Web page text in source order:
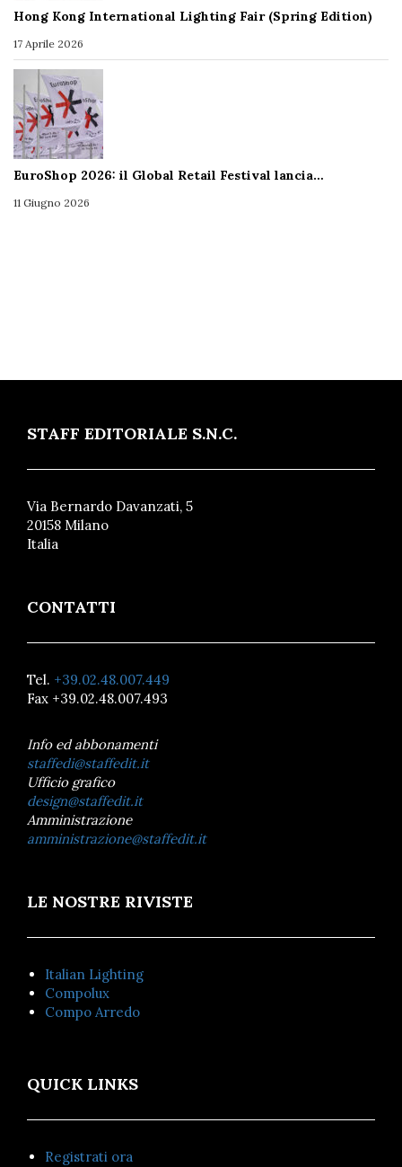
Hong Kong International Lighting Fair (Spring Edition)
17 Aprile 2026
EuroShop 2026: il Global Retail Festival lancia…
11 Giugno 2026
STAFF EDITORIALE S.N.C.
Via Bernardo Davanzati, 5
20158 Milano
Italia
CONTATTI
Tel. +39.02.48.007.449
Fax +39.02.48.007.493
Info ed abbonamenti
staffedi@staffedit.it
Ufficio grafico
design@staffedit.it
Amministrazione
amministrazione@staffedit.it
LE NOSTRE RIVISTE
Italian Lighting
Compolux
Compo Arredo
QUICK LINKS
Registrati ora